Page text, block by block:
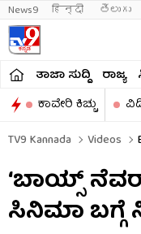
News9 हिन्दी తెలుగు
ತಾಜಾ ಸುದ್ದಿ ರಾಜ್ಯ
ಕಾವೇರಿ ಕಿಚ್ಚು
TV9 Kannada
Videos
‘ಬಾಯ್ಸ್
ಸಿನಿಮಾ ಬಗ್ಗೆ